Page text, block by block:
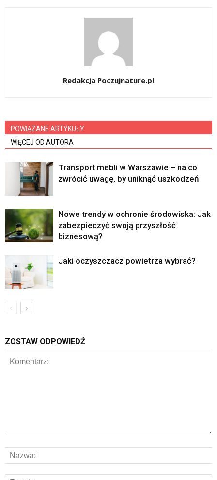
Redakcja Poczujnature.pl
POWIĄZANE ARTYKUŁY
WIĘCEJ OD AUTORA
Transport mebli w Warszawie – na co
zwrócić uwagę, by uniknąć uszkodzeń
Nowe trendy w ochronie środowiska: Jak
zabezpieczyć swoją przyszłość
biznesową?
Jaki oczyszczacz powietrza wybrać?
ZOSTAW ODPOWIEDŹ